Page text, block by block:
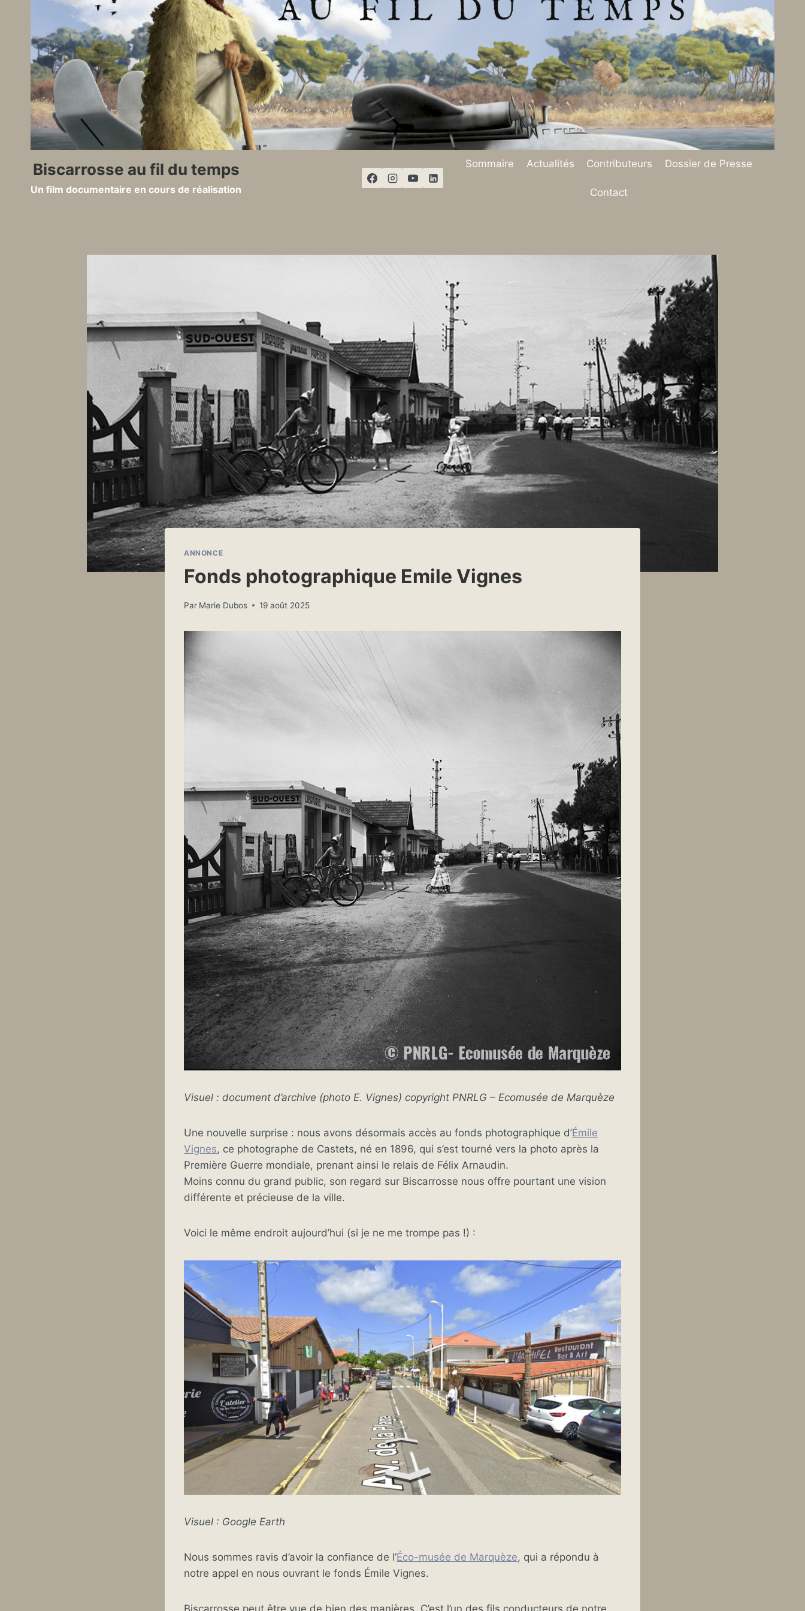
contenu
Biscarrosse au fil du temps
Un film documentaire en cours de réalisation
Sommaire Actualités Contributeurs Dossier de Presse
Contact
ANNONCE
Fonds photographique Emile Vignes
Par Marie Dubos 19 août 2025
Visuel : document d’archive (photo E. Vignes) copyright PNRLG – Ecomusée de Marquèze
Une nouvelle surprise : nous avons désormais accès au fonds photographique d’Émile
Vignes, ce photographe de Castets, né en 1896, qui s’est tourné vers la photo après la
Première Guerre mondiale, prenant ainsi le relais de Félix Arnaudin.
Moins connu du grand public, son regard sur Biscarrosse nous offre pourtant une vision
différente et précieuse de la ville.
Voici le même endroit aujourd’hui (si je ne me trompe pas !) :
Visuel : Google Earth
Nous sommes ravis d’avoir la confiance de l’Éco-musée de Marquèze, qui a répondu à
notre appel en nous ouvrant le fonds Émile Vignes.
Biscarrosse peut être vue de bien des manières. C’est l’un des fils conducteurs de notre